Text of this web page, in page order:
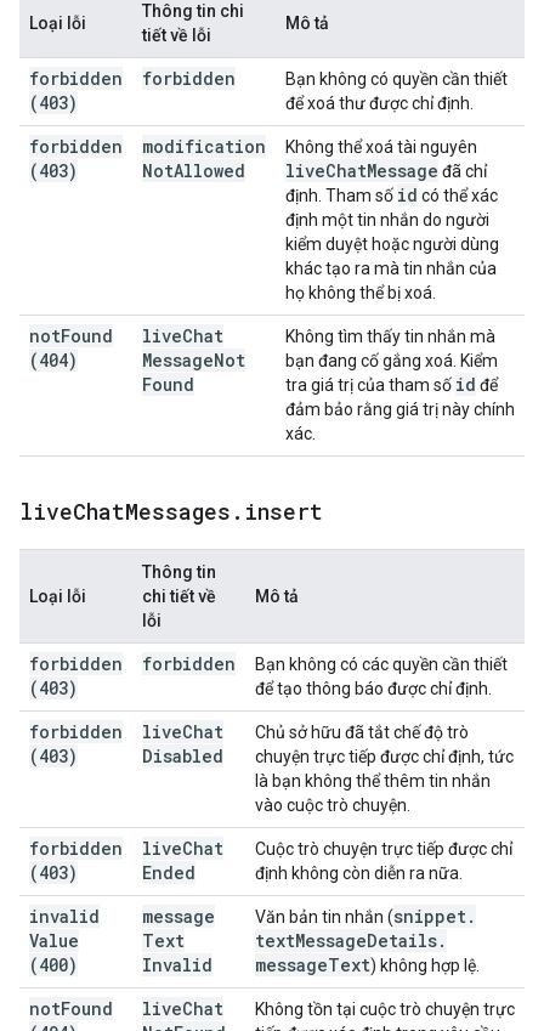
Loại lỗi
Thông tin chi
tiết về lỗi
Mô tả
forbidden
(403)
forbidden
Bạn không có quyền cần thiết
để xoá thư được chỉ định.
forbidden
(403)
modification
NotAllowed
Không thể xoá tài nguyên
liveChatMessage đã chỉ
định. Tham số id có thể xác
định một tin nhắn do người
kiểm duyệt hoặc người dùng
khác tạo ra mà tin nhắn của
họ không thể bị xoá.
notFound
(404)
liveChat
MessageNot
Found
Không tìm thấy tin nhắn mà
bạn đang cố gắng xoá. Kiểm
tra giá trị của tham số id để
đảm bảo rằng giá trị này chính
xác.
liveChatMessages . insert
Loại lỗi
Thông tin
chi tiết về
lỗi
Mô tả
forbidden
(403)
forbidden
Bạn không có các quyền cần thiết
để tạo thông báo được chỉ định.
forbidden
(403)
liveChat
Disabled
Chủ sở hữu đã tắt chế độ trò
chuyện trực tiếp được chỉ định, tức
là bạn không thể thêm tin nhắn
vào cuộc trò chuyện.
forbidden
(403)
liveChat
Ended
Cuộc trò chuyện trực tiếp được chỉ
định không còn diễn ra nữa.
invalid
Value
(400)
message
Text
Invalid
Văn bản tin nhắn (snippet.
textMessageDetails.
messageText) không hợp lệ.
notFound
liveChat
Không tồn tại cuộc trò chuyện trực